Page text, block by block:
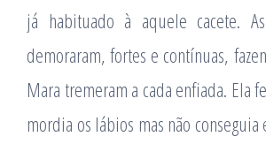
já habituado à aquele cacete.
demoraram, fortes e contínuas,
Mara tremeram a cada enfiada. Ela
mordia os lábios mas não conseguia